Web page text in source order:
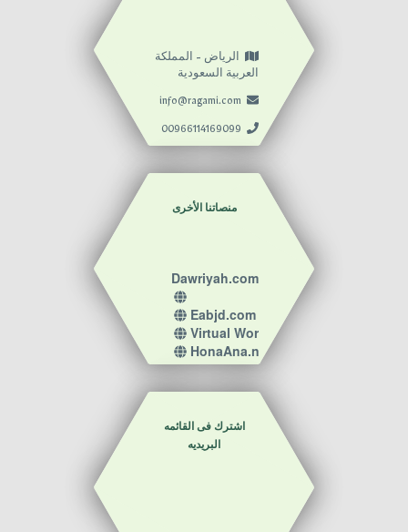
الرياض - المملكة
العربية السعودية
منصاتنا الأخرى
Dawriyah.com
Eabjd.com
Virtual World
HonaAna.net
اشترك فى القائمه
البريديه